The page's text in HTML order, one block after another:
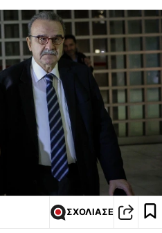
ΣΧΟΛΙΑΣΕ